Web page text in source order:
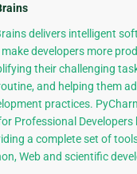
delivers intelligent
developers more
their challenging
and helping them
practices.
Professional
a complete set of
Web and scientific